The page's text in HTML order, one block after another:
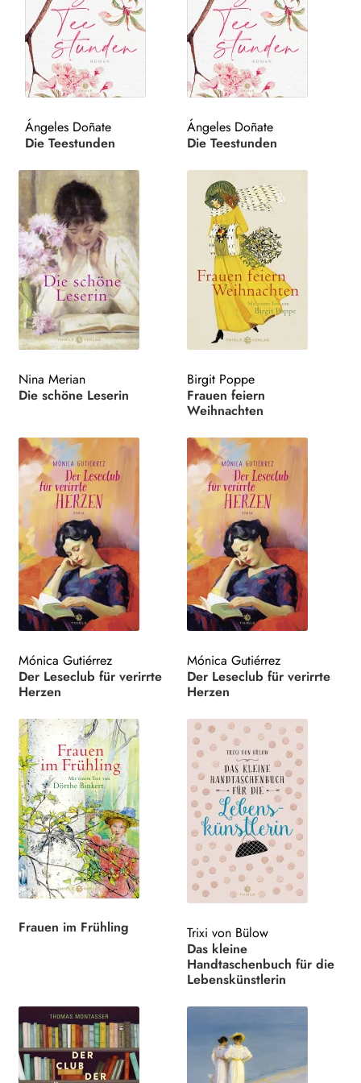
Search:
Ángeles Doñate
Die Teestunden
Ángeles Doñate
Die Teestunden
Nina Merian
Die schöne Leserin
Birgit Poppe
Frauen feiern
Weihnachten
Mónica Gutiérrez
Der Leseclub für verirrte
Herzen
Mónica Gutiérrez
Der Leseclub für verirrte
Herzen
Frauen im Frühling
Trixi von Bülow
Das kleine
Handtaschenbuch für die
Lebenskünstlerin